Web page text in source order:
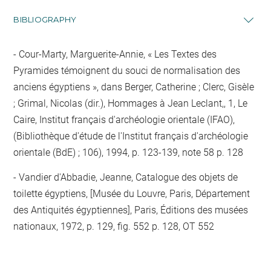
BIBLIOGRAPHY
Cour-Marty, Marguerite-Annie, « Les Textes des
Pyramides témoignent du souci de normalisation des
anciens égyptiens », dans Berger, Catherine ; Clerc, Gisèle
; Grimal, Nicolas (dir.), Hommages à Jean Leclant,, 1, Le
Caire, Institut français d'archéologie orientale (IFAO),
(Bibliothèque d'étude de l'Institut français d'archéologie
orientale (BdE) ; 106), 1994, p. 123-139, note 58 p. 128
Vandier d'Abbadie, Jeanne, Catalogue des objets de
toilette égyptiens, [Musée du Louvre, Paris, Département
des Antiquités égyptiennes], Paris, Éditions des musées
nationaux, 1972, p. 129, fig. 552 p. 128, OT 552